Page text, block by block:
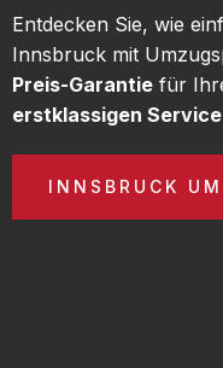
Entdecken Sie, wie
Innsbruck mit
Preis-Garantie für
erstklassigen Service
INNSBRUCK